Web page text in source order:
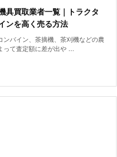
具買取業者一覧｜トラクタ
ンを高く売る方法
ンバイン、茶摘機、茶刈機などの農
って査定額に差が出や ...